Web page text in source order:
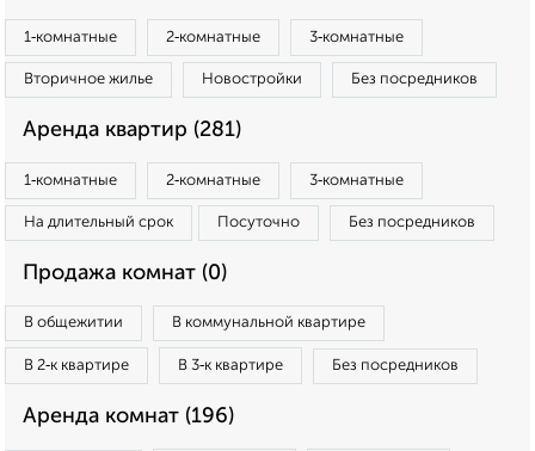
1‑комнатные 2‑комнатные 3‑комнатные
Вторичное жилье Новостройки Без посредников
Аренда квартир (281)
1‑комнатные 2‑комнатные 3‑комнатные
На длительный срок Посуточно Без посредников
Продажа комнат (0)
В общежитии В коммунальной квартире
В 2‑к квартире В 3‑к квартире Без посредников
Аренда комнат (196)